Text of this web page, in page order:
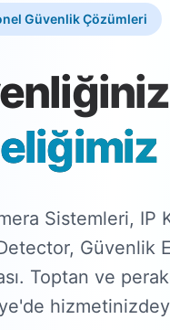
Güvenlik Çözümleri
Sistemleri, IP
Güvenlik
Toptan ve